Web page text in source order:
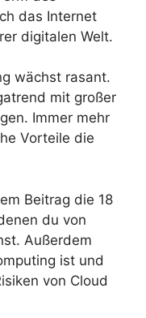
das Internet
digitalen Welt.
wächst rasant.
mit großer
Immer mehr
Vorteile die
Beitrag die 18
du von
Außerdem
ist und
von Cloud